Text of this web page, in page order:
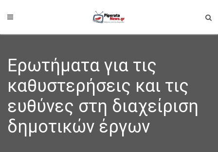
Ερωτήματα για τις
καθυστερήσεις και τις
ευθύνες στη διαχείριση
δημοτικών έργων